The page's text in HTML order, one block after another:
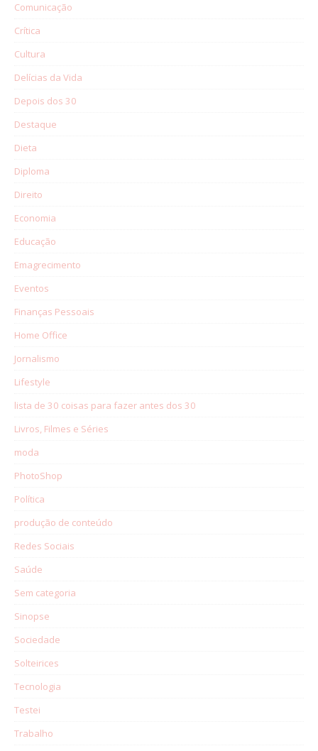
Comunicação
Crítica
Cultura
Delícias da Vida
Depois dos 30
Destaque
Dieta
Diploma
Direito
Economia
Educação
Emagrecimento
Eventos
Finanças Pessoais
Home Office
Jornalismo
Lifestyle
lista de 30 coisas para fazer antes dos 30
Livros, Filmes e Séries
moda
PhotoShop
Política
produção de conteúdo
Redes Sociais
Saúde
Sem categoria
Sinopse
Sociedade
Solteirices
Tecnologia
Testei
Trabalho